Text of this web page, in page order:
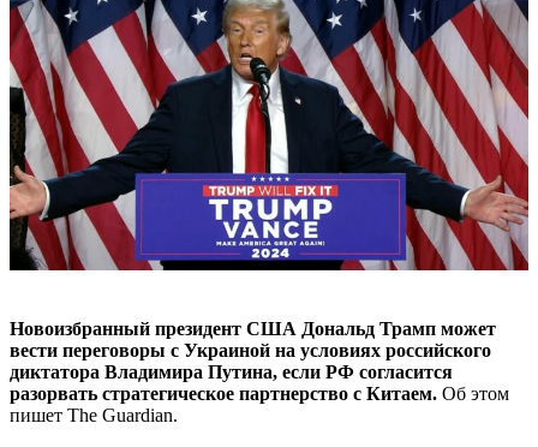
Новоизбранный президент США Дональд Трамп может
вести переговоры с Украиной на условиях российского
диктатора Владимира Путина, если РФ согласится
разорвать стратегическое партнерство с Китаем. Об этом
пишет The Guardian.